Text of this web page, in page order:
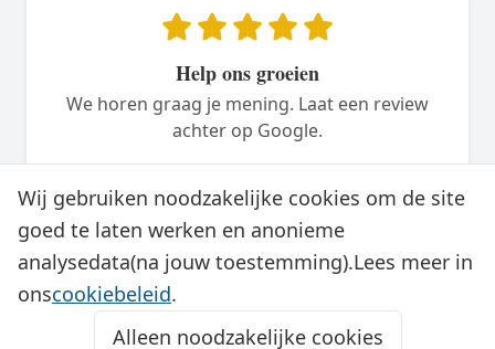
Help ons groeien
We horen graag je mening. Laat een review
achter op Google.
Wij gebruiken noodzakelijke cookies om de site
goed te laten werken en anonieme
analysedata(na jouw toestemming).Lees meer in
onscookiebeleid.
Alleen noodzakelijke cookies